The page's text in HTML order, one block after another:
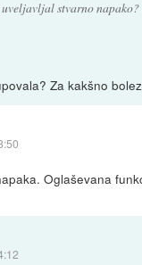
stvarno napako?
Za kakšno
Oglaševana